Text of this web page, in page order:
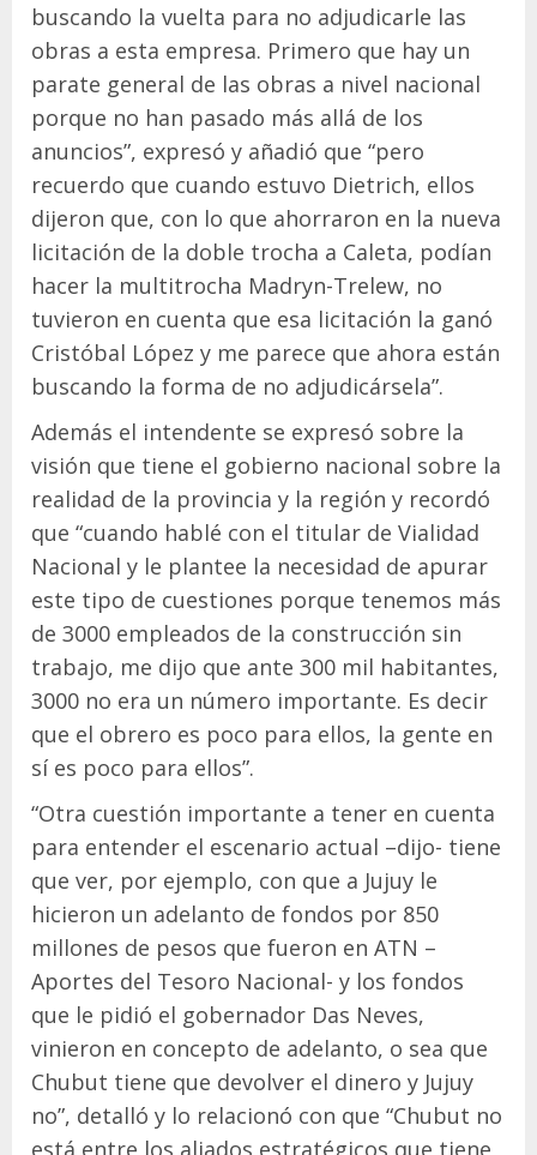
buscando la vuelta para no adjudicarle las
obras a esta empresa. Primero que hay un
parate general de las obras a nivel nacional
porque no han pasado más allá de los
anuncios”, expresó y añadió que “pero
recuerdo que cuando estuvo Dietrich, ellos
dijeron que, con lo que ahorraron en la nueva
licitación de la doble trocha a Caleta, podían
hacer la multitrocha Madryn-Trelew, no
tuvieron en cuenta que esa licitación la ganó
Cristóbal López y me parece que ahora están
buscando la forma de no adjudicársela”.
Además el intendente se expresó sobre la
visión que tiene el gobierno nacional sobre la
realidad de la provincia y la región y recordó
que “cuando hablé con el titular de Vialidad
Nacional y le plantee la necesidad de apurar
este tipo de cuestiones porque tenemos más
de 3000 empleados de la construcción sin
trabajo, me dijo que ante 300 mil habitantes,
3000 no era un número importante. Es decir
que el obrero es poco para ellos, la gente en
sí es poco para ellos”.
“Otra cuestión importante a tener en cuenta
para entender el escenario actual –dijo- tiene
que ver, por ejemplo, con que a Jujuy le
hicieron un adelanto de fondos por 850
millones de pesos que fueron en ATN –
Aportes del Tesoro Nacional- y los fondos
que le pidió el gobernador Das Neves,
vinieron en concepto de adelanto, o sea que
Chubut tiene que devolver el dinero y Jujuy
no”, detalló y lo relacionó con que “Chubut no